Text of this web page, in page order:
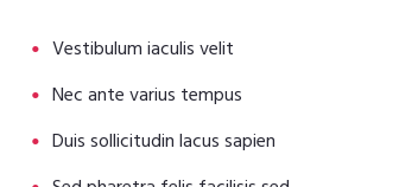
Vestibulum iaculis velit
Nec ante varius tempus
Duis sollicitudin lacus sapien